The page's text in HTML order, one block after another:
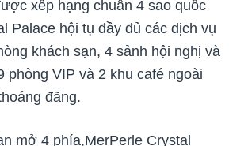
xếp hạng chuẩn 4 sao quốc
Palace hội tụ đầy đủ các dịch vụ
khách sạn, 4 sảnh hội nghị và
phòng VIP và 2 khu café ngoài
đãng.
mở 4 phía,MerPerle Crystal